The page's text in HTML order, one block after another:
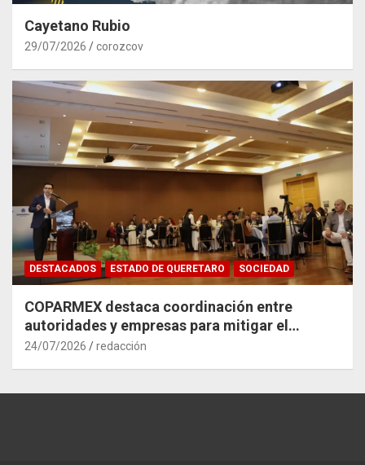
Cayetano Rubio
29/07/2026 corozcov
DESTACADOS ESTADO DE QUERETARO SOCIEDAD
COPARMEX destaca coordinación entre
autoridades y empresas para mitigar el
impacto del Tren México–Querétaro
24/07/2026 redacción